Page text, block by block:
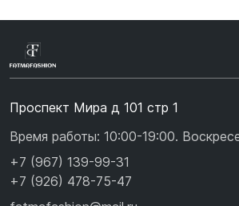
Проспект Мира д 101 стр 1
Время работы: 10:00-19:00.
+7 (967) 139-99-31
+7 (926) 478-75-47